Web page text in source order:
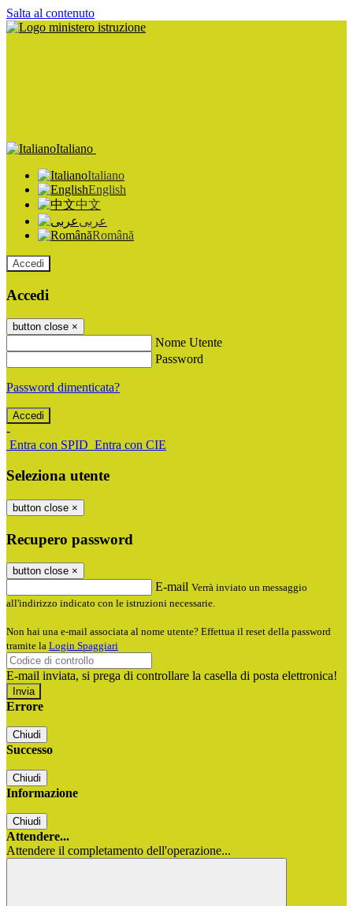
Salta al contenuto
Italiano
Italiano
English
中文
عربى
Română
Accedi
Accedi
button close ×
Nome Utente
Password
Password dimenticata?
-
Entra con SPID Entra con CIE
Seleziona utente
button close ×
Recupero password
button close ×
E-mail Verrà inviato un messaggio
all'indirizzo indicato con le istruzioni necessarie.
Non hai una e-mail associata al nome utente? Effettua il reset della password
tramite la Login Spaggiari
E-mail inviata, si prega di controllare la casella di posta elettronica!
Errore
Chiudi
Successo
Chiudi
Informazione
Chiudi
Attendere...
Attendere il completamento dell'operazione...